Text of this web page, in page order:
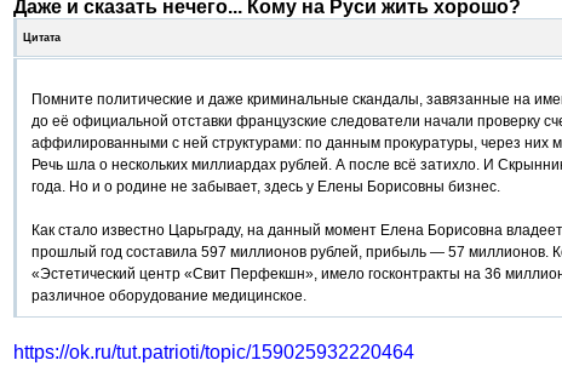
Даже и сказать нечего... Кому на Руси жить хорошо?
Цитата
Помните политические и даже криминальные скандалы, завязанные на
до её официальной отставки французские следователи начали проверку
аффилированными с ней структурами: по данным прокуратуры, через них
Речь шла о нескольких миллиардах рублей. А после всё затихло. И
года. Но и о родине не забывает, здесь у Елены Борисовны бизнес.
Как стало известно Царьграду, на данный момент Елена Борисовна
прошлый год составила 597 миллионов рублей, прибыль — 57
«Эстетический центр «Свит Перфекшн», имело госконтракты на 36
различное оборудование медицинское.
личный бассейн. По примерным прикидкам, цена этой виллы в переводе
https://ok.ru/tut.patrioti/topic/159025932220464